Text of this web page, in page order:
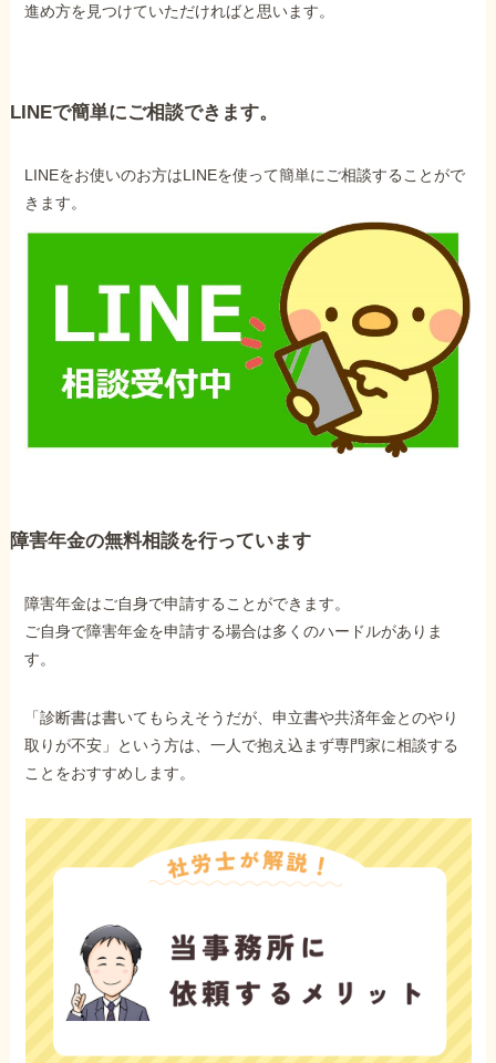
進め方を見つけていただければと思います。
LINEで簡単にご相談できます。
LINEをお使いのお方はLINEを使って簡単にご相談することがで
きます。
障害年金の無料相談を行っています
障害年金はご自身で申請することができます。
ご自身で障害年金を申請する場合は多くのハードルがありま
す。
「診断書は書いてもらえそうだが、申立書や共済年金とのやり
取りが不安」という方は、一人で抱え込まず専門家に相談する
ことをおすすめします。